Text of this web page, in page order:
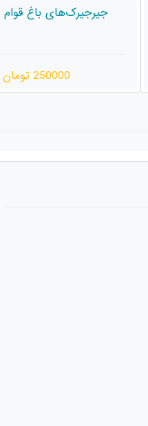
قاب عکس
520000 تومان